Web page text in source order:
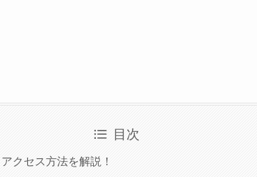
目次
クセス方法を解説！